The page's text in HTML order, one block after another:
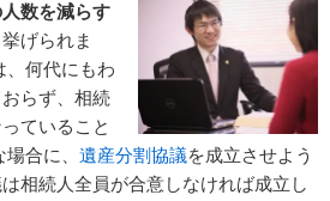
数を減らす
げられま
、何代にもわ
らず、相続
ていること
合に、 遺産分割協議を成立させよう
相続人全員が合意しなければ成立し